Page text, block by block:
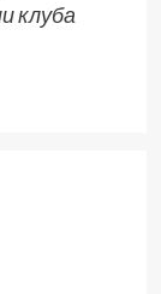
клуба